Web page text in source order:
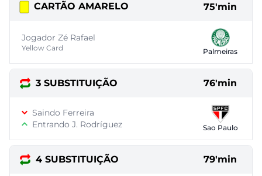
CARTÃO AMARELO 75'min
Jogador Zé Rafael
Yellow Card Palmeiras
3 SUBSTITUIÇÃO 76'min
Saindo Ferreira
Entrando J. Rodríguez
Sao Paulo
4 SUBSTITUIÇÃO 79'min